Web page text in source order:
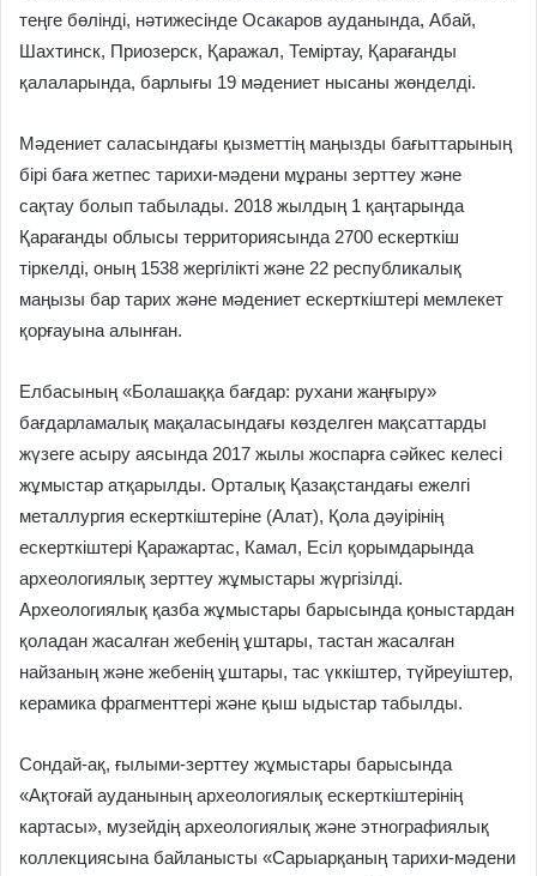
теңге бөлінді, нәтижесінде Осакаров ауданында, Абай,
Шахтинск, Приозерск, Қаражал, Теміртау, Қарағанды
қалаларында, барлығы 19 мәдениет нысаны жөнделді.
Мәдениет саласындағы қызметтің маңызды бағыттарының
бірі баға жетпес тарихи-мәдени мұраны зерттеу және
сақтау болып табылады. 2018 жылдың 1 қаңтарында
Қарағанды облысы территориясында 2700 ескерткіш
тіркелді, оның 1538 жергілікті және 22 республикалық
маңызы бар тарих және мәдениет ескерткіштері мемлекет
қорғауына алынған.
Елбасының «Болашаққа бағдар: рухани жаңғыру»
бағдарламалық мақаласындағы көзделген мақсаттарды
жүзеге асыру аясында 2017 жылы жоспарға сәйкес келесі
жұмыстар атқарылды. Орталық Қазақстандағы ежелгі
металлургия ескерткіштеріне (Алат), Қола дәуірінің
ескерткіштері Қаражартас, Камал, Есіл қорымдарында
археологиялық зерттеу жұмыстары жүргізілді.
Археологиялық қазба жұмыстары барысында қоныстардан
қоладан жасалған жебенің ұштары, тастан жасалған
найзаның және жебенің ұштары, тас үккіштер, түйреуіштер,
керамика фрагменттері және қыш ыдыстар табылды.
Сондай-ақ, ғылыми-зерттеу жұмыстары барысында
«Ақтоғай ауданының археологиялық ескерткіштерінің
картасы», музейдің археологиялық және этнографиялық
коллекциясына байланысты «Сарыарқаның тарихи-мәдени